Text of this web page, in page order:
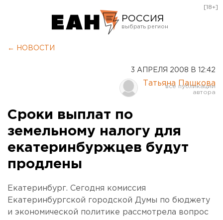
РОССИЯ
Курган
Оренбург
[18+]
← НОВОСТИ
3 АПРЕЛЯ 2008 В 12:42
Татьяна Пашкова
Сроки выплат по
земельному налогу для
екатеринбуржцев будут
продлены
Екатеринбург. Сегодня комиссия
Екатеринбургской городской Думы по бюджету
и экономической политике рассмотрела вопрос